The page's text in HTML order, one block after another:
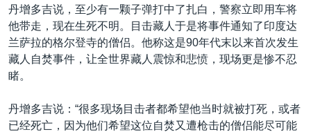
丹增多吉说，至少有一颗子弹打中了扎白，警察立即用车将
他带走，现在生死不明。目击藏人于是将事件通知了印度达
兰萨拉的格尔登寺的僧侣。他称这是90年代末以来首次发生
藏人自焚事件，让全世界藏人震惊和悲愤，现场更是惨不忍
睹。
丹增多吉说：“很多现场目击者都希望他当时就被打死，或者
已经死亡，因为他们希望这位自焚又遭枪击的僧侣能尽可能